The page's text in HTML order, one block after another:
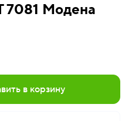
7081 Модена
в корзину